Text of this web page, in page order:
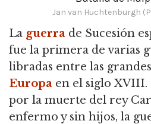
Jan van Huchtenburgh
La guerra de Sucesión
fue la primera de varias
libradas entre las
Europa en el siglo XVIII.
por la muerte del rey
enfermo y sin hijos, la